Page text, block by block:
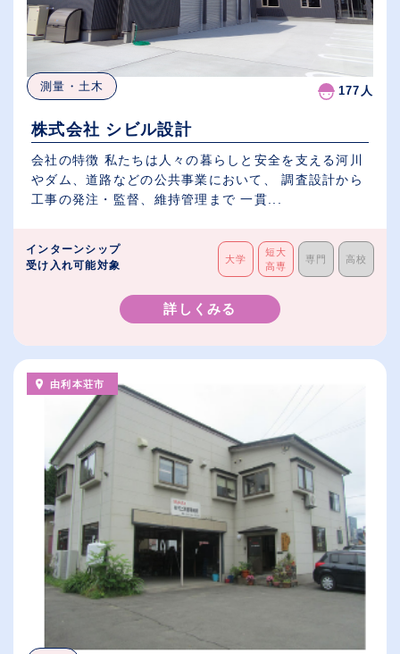
測量・土木 177人
株式会社 シビル設計
会社の特徴 私たちは人々の暮らしと安全を支える河川
やダム、道路などの公共事業において、 調査設計から
工事の発注・監督、維持管理まで 一貫...
インターンシップ
受け入れ可能対象
大学
短大
高専
専門 高校
詳しくみる
由利本荘市